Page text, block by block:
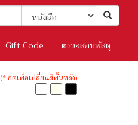
Gift Code ตรวจสอบพัสดุ
(* กดเพื่อเปลี่ยนสีพื้นหลัง)